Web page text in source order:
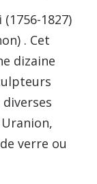
1827)
. Cet
dizaine
verre ou